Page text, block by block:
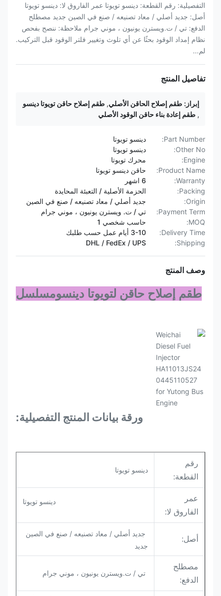
التفصيلية: رقم القطعة: دينسو تويوتا عمر الفاروق لا: دينسو تويوتا
أصل: جديد أصلي / معاد تصنيعه / صنع في الصين جديد مصطلح
الدفع: تي / ت.ويسترن يونيون ، موني جرام ملاحظة: ننصح بفحص
نظام إمداد الوقود بحثًا عن أي تلوث وتغيير فلتر الوقود قبل التركيب.
لم...
تفاصيل المنتج
إبراز: طقم إصلاح الحاقن الأصلي, طقم إصلاح حاقن تويوتا دينسو
, طقم إعادة بناء حاقن الوقود الأصلي
Part Number:
دينسو تويوتا
Other No:
دينسو تويوتا
Engine:
محرك تويوتا
Product Name:
حاقن دينسو تويوتا
Warranty:
6 اشهر
Packing:
الحزمة الأصلية / التعبئة المحايدة
Origin:
جديد أصلي / معاد تصنيعه / صنع في الصين
Payment Term:
تي / ت. ويسترن يونيون ، موني جرام
MOQ:
حاسب شخصي 1
Delivery Time:
3-10 أيام عمل حسب طلبك
Shipping:
DHL / FedEx / UPS
وصف المنتج
طقم إصلاح حاقن لتويوتا دينسومسلسل
ورقة بيانات المنتج التفصيلية:
رقم
القطعة:
دينسو تويوتا
عمر
الفاروق لا:
دينسو تويوتا
أصل:
جديد أصلي / معاد تصنيعه / صنع في الصين
جديد
مصطلح
الدفع:
تي / ت.ويسترن يونيون ، موني جرام